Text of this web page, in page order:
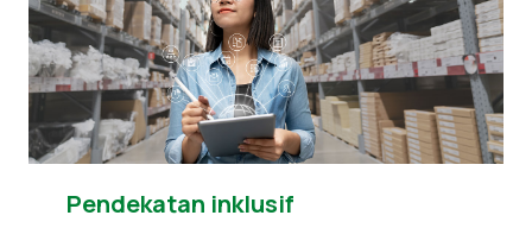
Pendekatan inklusif